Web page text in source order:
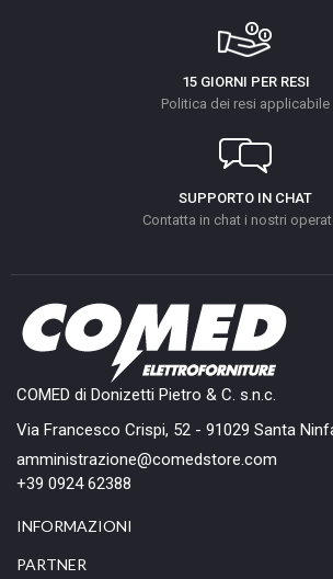
15 GIORNI PER RESI
Politica dei resi applicabile
SUPPORTO IN CHAT
Contatta in chat i nostri
COMED di Donizetti Pietro & C. s.n.c.
Via Francesco Crispi, 52 - 91029 Santa
amministrazione@comedstore.com
+39 0924 62388
INFORMAZIONI
PARTNER